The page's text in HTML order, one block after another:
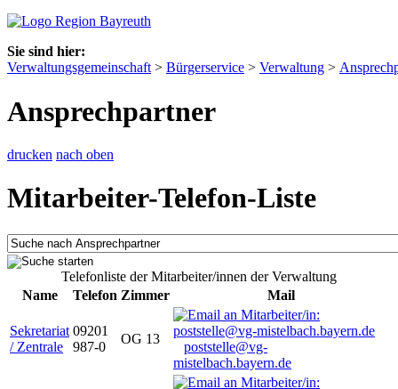
Sie sind hier:
Verwaltungsgemeinschaft > Bürgerservice > Verwaltung >
Ansprechpartner
drucken nach oben
Mitarbeiter-Telefon-Liste
Telefonliste der Mitarbeiter/innen der Verwaltung
Name
Telefon Zimmer Mail
Sekretariat
/ Zentrale
09201
987-0
OG 13
poststelle@vg-
mistelbach.bayern.de